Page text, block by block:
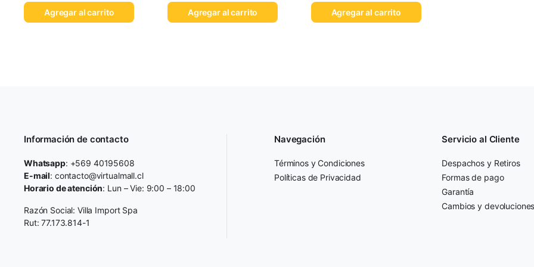
Agregar al carrito Agregar al carrito Agregar al carrito
Información de contacto
Whatsapp: +569 40195608
E-mail: contacto@virtualmall.cl
Horario de atención: Lun – Vie: 9:00 – 18:00
Razón Social: Villa Import Spa
Rut: 77.173.814-1
Navegación
Términos y Condiciones
Políticas de Privacidad
Servicio al Cliente
Despachos y Retiros
Formas de pago
Garantía
Cambios y